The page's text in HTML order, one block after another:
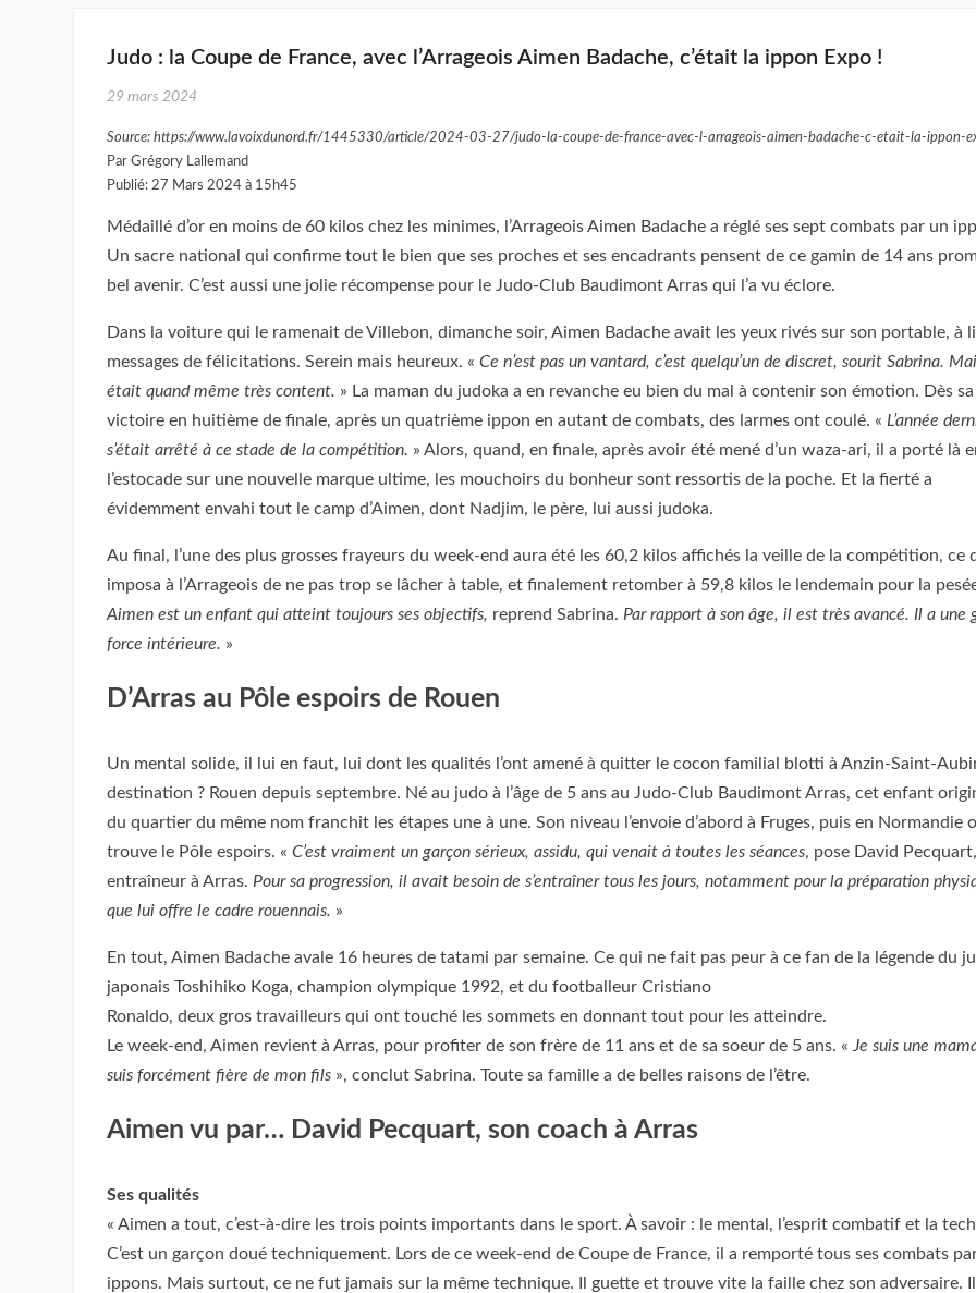
Judo : la Coupe de France, avec l’Arrageois Aimen Badache, c’était la ippon Expo !
29 mars 2024
Source: https://www.lavoixdunord.fr/1445330/article/2024-03-27/judo-la-coupe-de-france-avec-l-arrageois-aimen-badache-c-etait-la-ippon-
Par Grégory Lallemand
Publié: 27 Mars 2024 à 15h45
Médaillé d’or en moins de 60 kilos chez les minimes, l’Arrageois Aimen Badache a réglé ses sept combats par un
Un sacre national qui confirme tout le bien que ses proches et ses encadrants pensent de ce gamin de 14 ans
bel avenir. C’est aussi une jolie récompense pour le Judo-Club Baudimont Arras qui l’a vu éclore.
Dans la voiture qui le ramenait de Villebon, dimanche soir, Aimen Badache avait les yeux rivés sur son portable, à
messages de félicitations. Serein mais heureux. «Ce n’est pas un vantard, c’est quelqu’un de discret, sourit Sabrina.
était quand même très content. » La maman du judoka a en revanche eu bien du mal à contenir son émotion. Dès sa
victoire en huitième de finale, après un quatrième ippon en autant de combats, des larmes ont coulé. « L’année
s’était arrêté à ce stade de la compétition. » Alors, quand, en finale, après avoir été mené d’un waza-ari, il a porté là
l’estocade sur une nouvelle marque ultime, les mouchoirs du bonheur sont ressortis de la poche. Et la fierté a
évidemment envahi tout le camp d’Aimen, dont Nadjim, le père, lui aussi judoka.
Au final, l’une des plus grosses frayeurs du week-end aura été les 60,2 kilos affichés la veille de la compétition, ce
imposa à l’Arrageois de ne pas trop se lâcher à table, et finalement retomber à 59,8 kilos le lendemain pour la
Aimen est un enfant qui atteint toujours ses objectifs, reprend Sabrina. Par rapport à son âge, il est très avancé. Il a une
force intérieure. »
D’Arras au Pôle espoirs de Rouen
Un mental solide, il lui en faut, lui dont les qualités l’ont amené à quitter le cocon familial blotti à Anzin-Saint-
destination ? Rouen depuis septembre. Né au judo à l’âge de 5 ans au Judo-Club Baudimont Arras, cet enfant
du quartier du même nom franchit les étapes une à une. Son niveau l’envoie d’abord à Fruges, puis en Normandie
trouve le Pôle espoirs. «C’est vraiment un garçon sérieux, assidu, qui venait à toutes les séances, pose David
entraîneur à Arras. Pour sa progression, il avait besoin de s’entraîner tous les jours, notamment pour la préparation
que lui offre le cadre rouennais. »
En tout, Aimen Badache avale 16 heures de tatami par semaine. Ce qui ne fait pas peur à ce fan de la légende du
japonais Toshihiko Koga, champion olympique 1992, et du footballeur Cristiano
Ronaldo, deux gros travailleurs qui ont touché les sommets en donnant tout pour les atteindre.
Le week-end, Aimen revient à Arras, pour profiter de son frère de 11 ans et de sa soeur de 5 ans. « Je suis une
suis forcément fière de mon fils », conclut Sabrina. Toute sa famille a de belles raisons de l’être.
Aimen vu par… David Pecquart, son coach à Arras
Ses qualités
« Aimen a tout, c’est-à-dire les trois points importants dans le sport. À savoir : le mental, l’esprit combatif et la
C’est un garçon doué techniquement. Lors de ce week-end de Coupe de France, il a remporté tous ses combats
ippons. Mais surtout, ce ne fut jamais sur la même technique. Il guette et trouve vite la faille chez son adversaire.